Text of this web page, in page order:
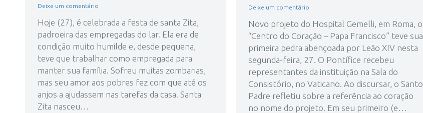
Deixe um comentário
Hoje (27), é celebrada a festa de santa Zita,
padroeira das empregadas do lar. Ela era de
condição muito humilde e, desde pequena,
teve que trabalhar como empregada para
manter sua família. Sofreu muitas zombarias,
mas seu amor aos pobres fez com que até os
anjos a ajudassem nas tarefas da casa. Santa
Zita nasceu…
Deixe um comentário
Novo projeto do Hospital Gemelli, em Roma, o
“Centro do Coração – Papa Francisco” teve sua
primeira pedra abençoada por Leão XIV nesta
segunda-feira, 27. O Pontífice recebeu
representantes da instituição na Sala do
Consistório, no Vaticano. Ao discursar, o Santo
Padre refletiu sobre a referência ao coração
no nome do projeto. Em seu primeiro (e…